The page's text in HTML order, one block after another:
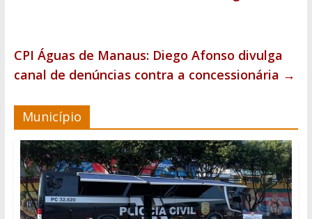
CPI Águas de Manaus: Diego Afonso divulga
canal de denúncias contra a concessionária →
Município